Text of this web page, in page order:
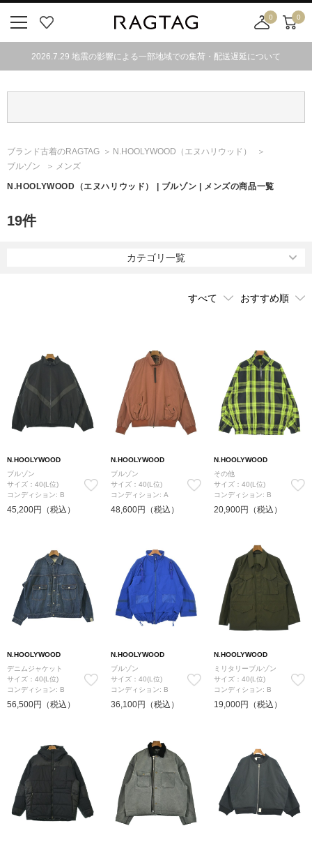
気
0
舗
カ
ト
0
2026.7.29 地震の影響による一部地域での集荷・配送遅延について
ブランド古着のRAGTAG N.HOOLYWOOD （エヌハリウッド）
ブルゾン
メンズ
N.HOOLYWOOD （エヌハリウッド） | ブルゾン | メンズの商品一覧
19件
カテゴリ一覧
N.HOOLYWOOD
ブルゾン
サイズ：40(L位)
コンディション: B
45,200円（税込）
N.HOOLYWOOD
ブルゾン
サイズ：40(L位)
コンディション: A
48,600円（税込）
N.HOOLYWOOD
その他
サイズ：40(L位)
コンディション: B
20,900円（税込）
N.HOOLYWOOD
デニムジャケット
サイズ：40(L位)
コンディション: B
56,500円（税込）
N.HOOLYWOOD
ブルゾン
サイズ：40(L位)
コンディション: B
36,100円（税込）
N.HOOLYWOOD
ミリタリーブルゾン
サイズ：40(L位)
コンディション: B
19,000円（税込）